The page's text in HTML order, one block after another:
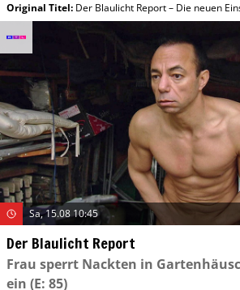
Original Titel: Der Blaulicht Report – Die neuen
Sa, 15.08 10:45
Der Blaulicht Report
Frau sperrt Nackten in
ein (E: 85)